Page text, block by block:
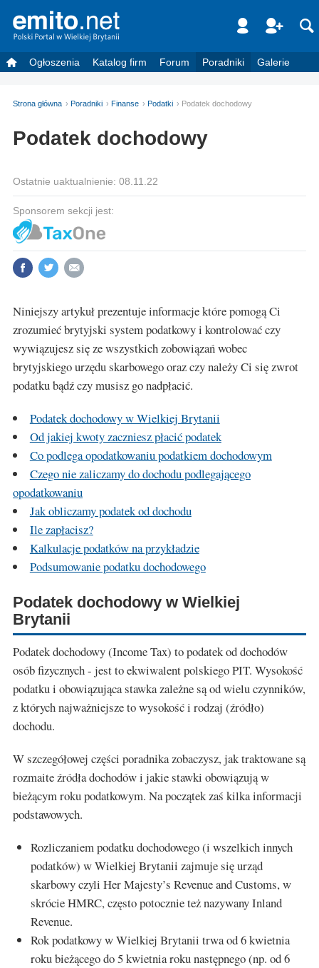
Ogłoszenia Katalog firm Forum Poradniki Galerie
Strona główna Poradniki Finanse Podatki Podatek dochodowy
Podatek dochodowy
Ostatnie uaktualnienie: 08.11.22
Sponsorem sekcji jest:
Niniejszy artykuł prezentuje informacje które pomogą Ci
zrozumieć brytyjski system podatkowy i kontrolować czy
wywiązujesz się ze wszystkich zobowiązań wobec
brytyjskiego urzędu skarbowego oraz czy należy Ci się zwrot
podatku bądź czy musisz go nadpłacić.
Podatek dochodowy w Wielkiej Brytanii
Od jakiej kwoty zaczniesz płacić podatek
Co podlega opodatkowaniu podatkiem dochodowym
Czego nie zaliczamy do dochodu podlegającego
opodatkowaniu
Jak obliczamy podatek od dochodu
Ile zapłacisz?
Kalkulacje podatków na przykładzie
Podsumowanie podatku dochodowego
Podatek dochodowy w Wielkiej
Brytanii
Podatek dochodowy (Income Tax) to podatek od dochodów
osób fizycznych - jest to ekwiwalent polskiego PIT. Wysokość
podatku i obowiązująca stawka zależne są od wielu czynników,
z których najważniejsze to wysokość i rodzaj (źródło)
dochodu.
W szczegółowej części poradnika zobaczysz, jak traktowane są
rozmaite źródła dochodów i jakie stawki obowiązują w
bieżącym roku podatkowym. Na początek zaś kilka informacji
podstawowych.
Rozliczaniem podatku dochodowego (i wszelkich innych
podatków) w Wielkiej Brytanii zajmuje się urząd
skarbowy czyli Her Majesty’s Revenue and Customs, w
skrócie HMRC, często potocznie też nazywany Inland
Revenue.
Rok podatkowy w Wielkiej Brytanii trwa od 6 kwietnia
roku bieżącego do 5 kwietnia roku następnego (np. od 6